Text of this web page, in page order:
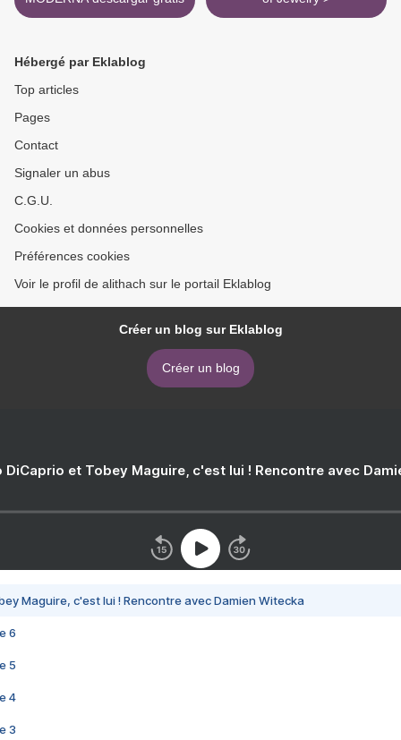
Hébergé par Eklablog
Top articles
Pages
Contact
Signaler un abus
C.G.U.
Cookies et données personnelles
Préférences cookies
Voir le profil de alithach sur le portail Eklablog
Créer un blog sur Eklablog
Créer un blog
DiCaprio et Tobey Maguire, c'est lui ! Rencontre avec
Maguire, c'est lui ! Rencontre avec Damien Witecka
6
5
4
3